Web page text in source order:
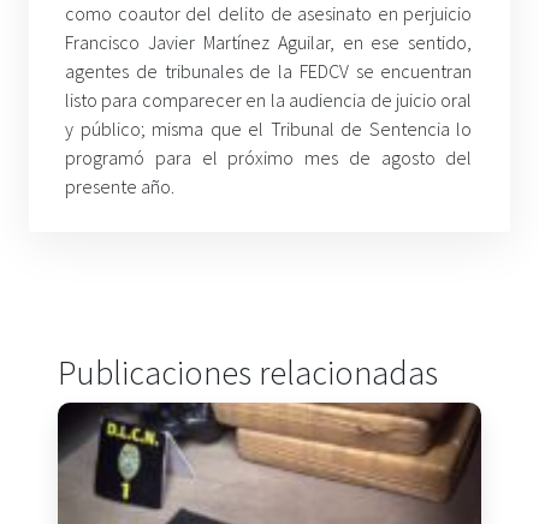
como coautor del delito de asesinato en perjuicio
Francisco Javier Martínez Aguilar, en ese sentido,
agentes de tribunales de la FEDCV se encuentran
listo para comparecer en la audiencia de juicio oral
y público; misma que el Tribunal de Sentencia lo
programó para el próximo mes de agosto del
presente año.
Publicaciones relacionadas